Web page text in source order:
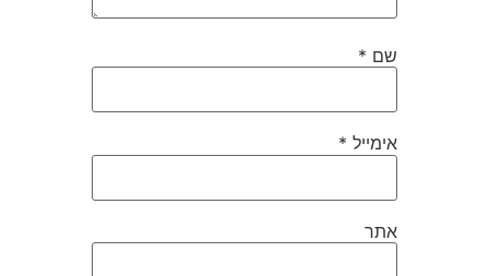
שם *
אימייל *
אתר